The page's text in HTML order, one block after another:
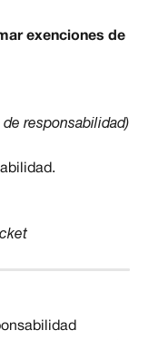
exenciones de
responsabilidad)